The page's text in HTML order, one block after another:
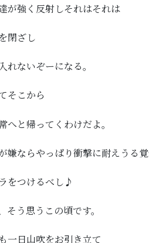
が強く反射しそれはそれは
閉ざし
れないぞーになる。
そこから
へと帰ってくわけだよ。
嫌ならやっぱり衝撃に耐えうる
をつけるべし♪
そう思うこの頃です。
一日山吹をお引き立て